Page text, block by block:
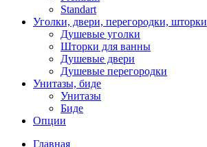
Standart
Уголки, двери, перегородки, шторки
Душевые уголки
Шторки для ванны
Душевые двери
Душевые перегородки
Унитазы, биде
Унитазы
Биде
Опции
Главная